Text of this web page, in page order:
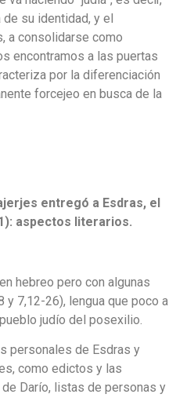
de su identidad, y el
a consolidarse como
encontramos a las puertas
por la diferenciación
forcejeo en busca de la
entregó a Esdras, el
aspectos literarios.
pero con algunas
y 7,12-26), lengua que poco a
judío del posexilio.
personales de Esdras y
como edictos y las
Darío, listas de personas y